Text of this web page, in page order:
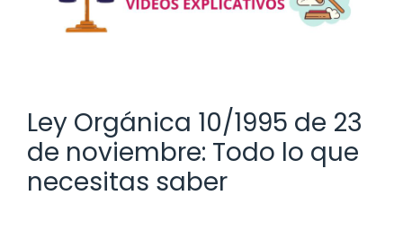
Ley Orgánica 10/1995 de 23
de noviembre: Todo lo que
necesitas saber